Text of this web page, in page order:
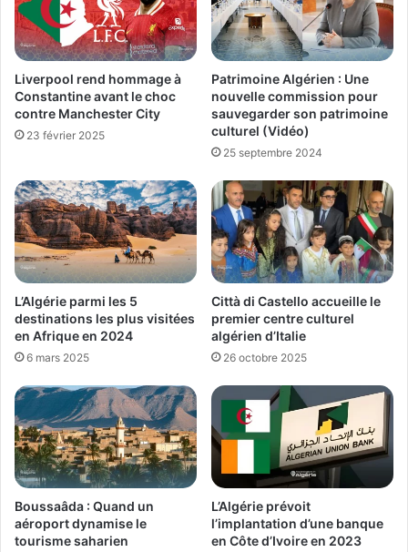
Liverpool rend hommage à
Constantine avant le choc
contre Manchester City
23 février 2025
Patrimoine Algérien : Une
nouvelle commission pour
sauvegarder son patrimoine
culturel (Vidéo)
25 septembre 2024
L’Algérie parmi les 5
destinations les plus visitées
en Afrique en 2024
6 mars 2025
Città di Castello accueille le
premier centre culturel
algérien d’Italie
26 octobre 2025
Boussaâda : Quand un
aéroport dynamise le
tourisme saharien
L’Algérie prévoit
l’implantation d’une banque
en Côte d’Ivoire en 2023